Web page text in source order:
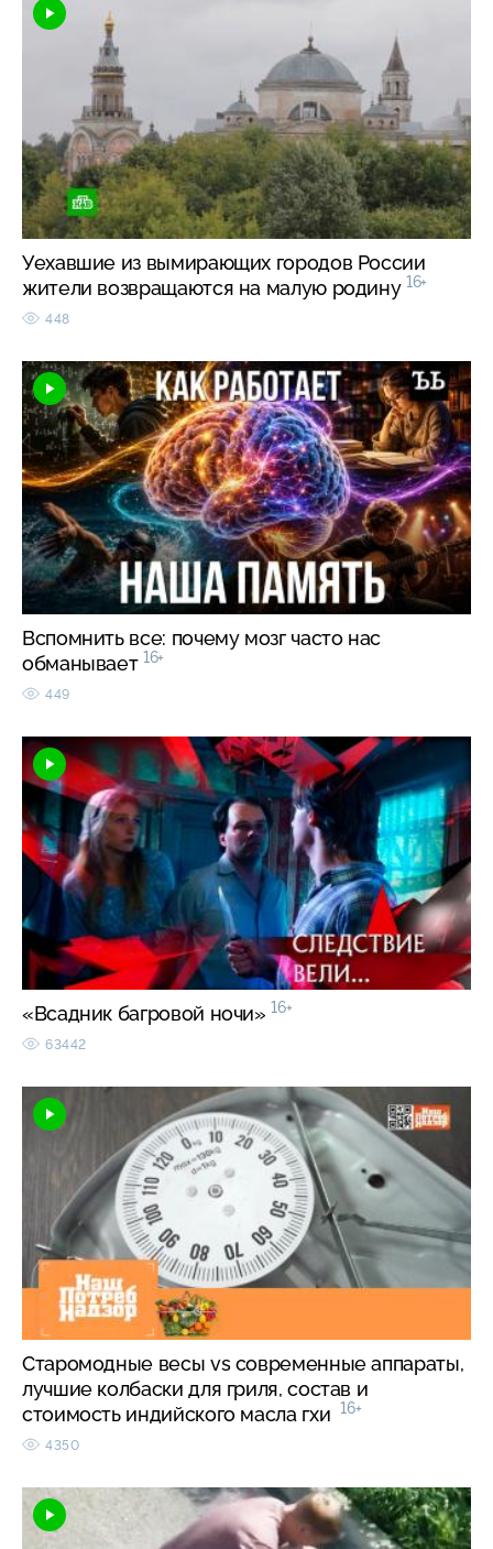
Уехавшие из вымирающих городов России
жители возвращаются на малую родину 16+
448
Вспомнить все: почему мозг часто нас
обманывает 16+
449
«Всадник багровой ночи» 16+
63442
Старомодные весы vs современные аппараты,
лучшие колбаски для гриля, состав и
стоимость индийского масла гхи 16+
4350